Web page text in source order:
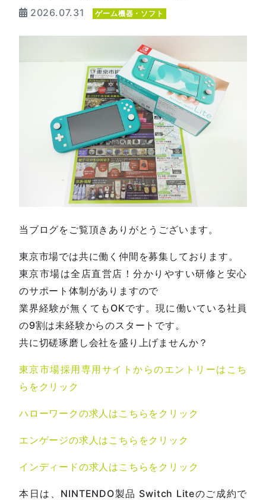
2026.07.31 ゲーム機器・ソフト
当ブログをご覧頂きありがとうございます。
東京市場では共に働く仲間を募集しております。
東京市場は全店直営店！分かりやすい研修と安心
のサポート体制がありますので
業界経験が無くてもOKです。現に働いている社員
の9割は未経験からのスタートです。
共に切磋琢磨し会社を盛り上げませんか？
東京市場採用専用サイトからのエントリーはこち
らをクリック
ハローワークの求人はこちらをクリック
エンゲージの求人はこちらをクリック
インディードの求人はこちらをクリック
本日は、NINTENDO製品 Switch Liteのご成約で